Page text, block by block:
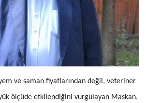
ve saman fiyatlarından değil, veteriner
ölçüde etkilendiğini vurgulayan Maskan,